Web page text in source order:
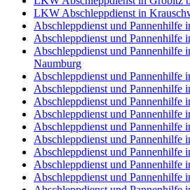
LKW Abschleppdienst in
Abschleppdienst und Pannenhilfe
Abschleppdienst und Pannenhilfe
Abschleppdienst und Pannenhilfe
Naumburg
Abschleppdienst und Pannenhilfe
Abschleppdienst und Pannenhilfe
Abschleppdienst und Pannenhilfe
Abschleppdienst und Pannenhilfe
Abschleppdienst und Pannenhilfe
Abschleppdienst und Pannenhilfe
Abschleppdienst und Pannenhilfe
Abschleppdienst und Pannenhilfe
Abschleppdienst und Pannenhilfe